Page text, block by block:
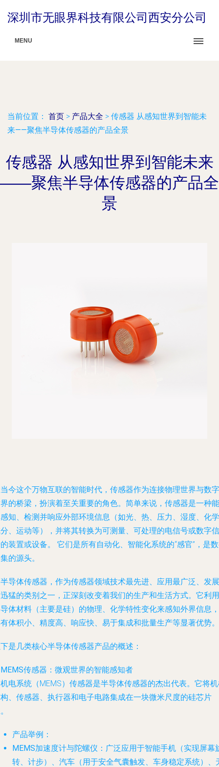
深圳市无眼界科技有限公司西安分公司
MENU
当前位置： 首页 > 产品大全 > 传感器 从感知世界到智能未
来——聚焦半导体传感器的产品全景
传感器 从感知世界到智能未来
——聚焦半导体传感器的产品全
景
今这个万物互联的智能时代，传感器作为连接物理世界与数字
的桥梁，扮演着至关重要的角色。简单来说， 传感器是一种能
知、检测并响应外部环境信息（如光、热、压力、湿度、化学
、运动等），并将其转换为可测量、可处理的电信号或数字信
装置或设备。
它们是所有自动化、智能化系统的“感官”，是
的源头。
导体传感器，作为传感器领域技术最先进、应用最广泛、发展
猛的类别之一，正深刻改变着我们的生产和生活方式。它利用
体材料（主要是硅）的物理、化学特性变化来感知外界信息，
体积小、精度高、响应快、易于集成和批量生产等显著优势。
是几类核心半导体传感器产品的概述：
传感器：微观世界的智能感知者
电系统（MEMS）传感器是半导体传感器的杰出代表。它将
、传感器、执行器和电子电路集成在一块微米尺度的硅芯片
产品举例 ：
MEMS加速度计与陀螺仪 ：广泛应用于智能手机（实现屏幕
转、计步）、汽车（用于安全气囊触发、车身稳定系统）、